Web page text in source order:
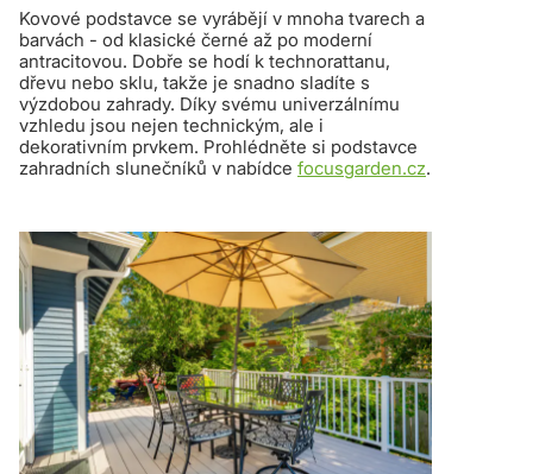
Kovové podstavce se vyrábějí v mnoha tvarech a
barvách - od klasické černé až po moderní
antracitovou. Dobře se hodí k technorattanu,
dřevu nebo sklu, takže je snadno sladíte s
výzdobou zahrady. Díky svému univerzálnímu
vzhledu jsou nejen technickým, ale i
dekorativním prvkem. Prohlédněte si podstavce
zahradních slunečníků v nabídce focusgarden.cz.